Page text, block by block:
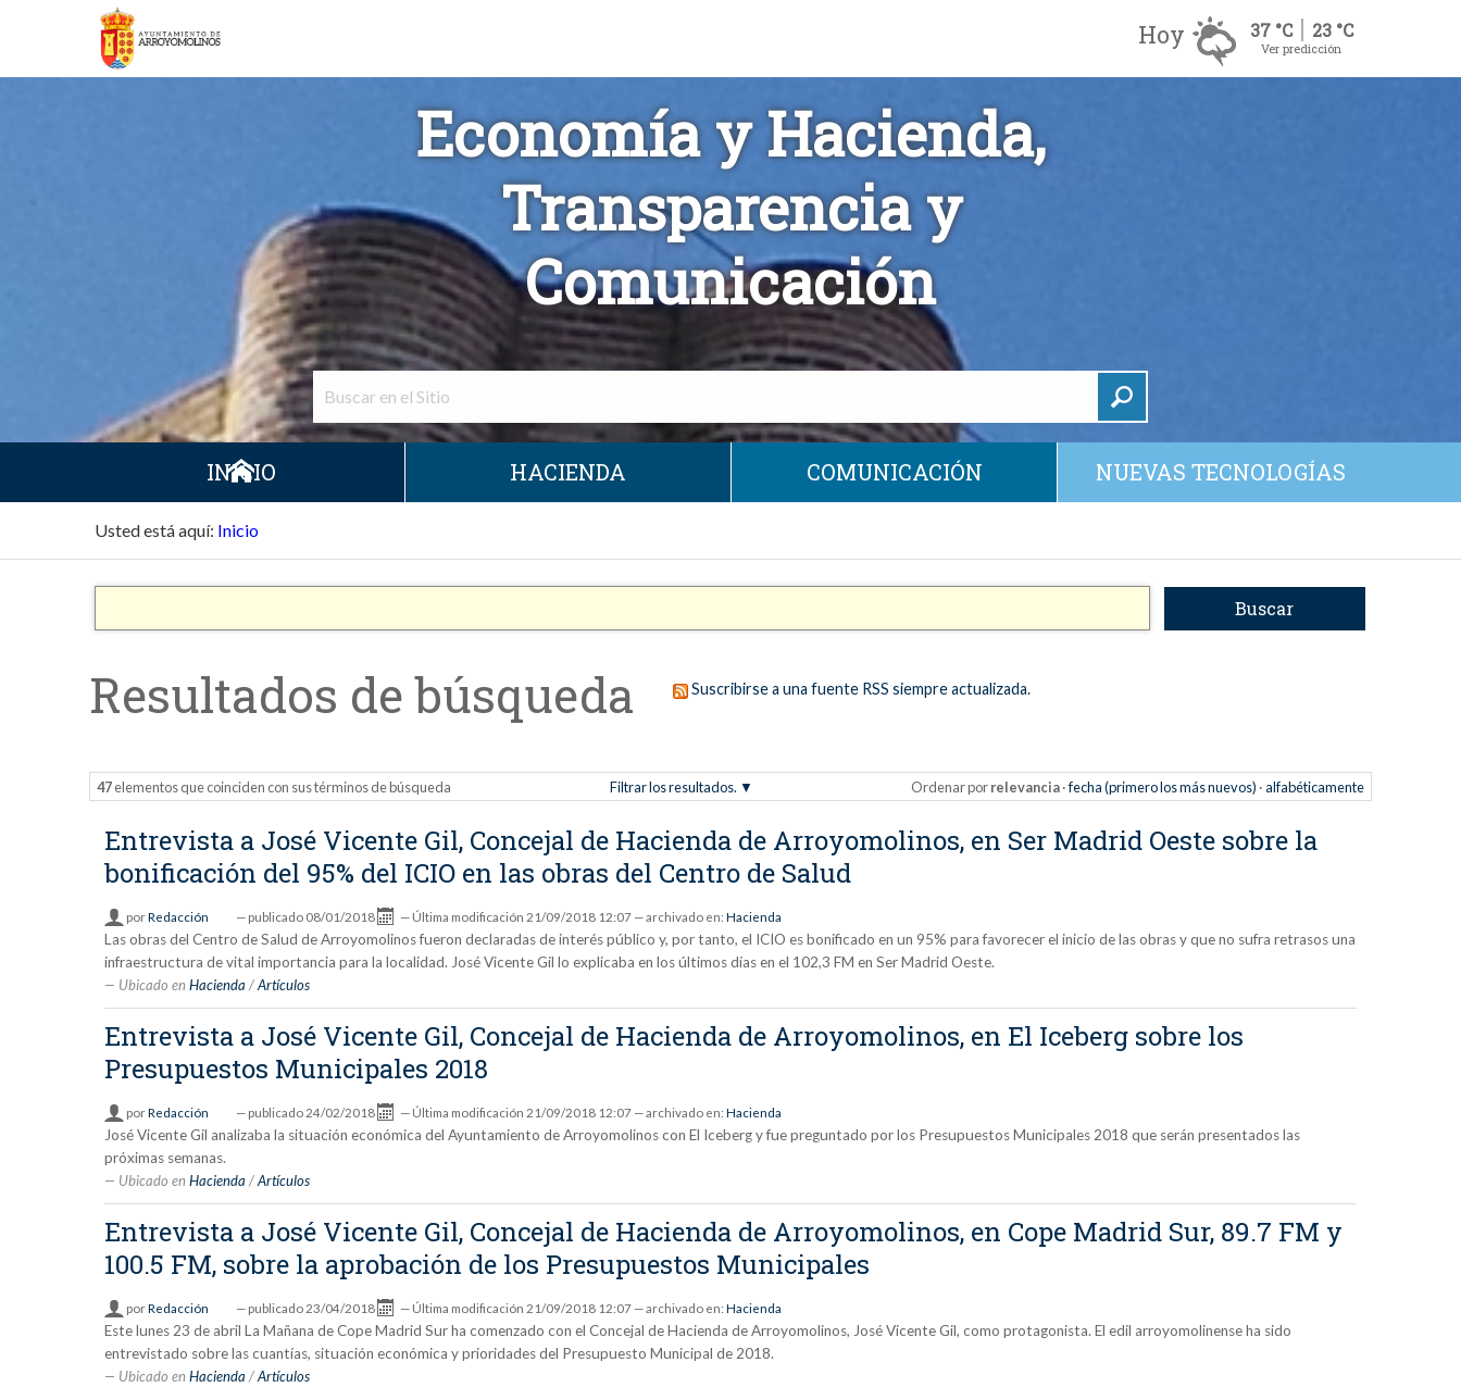
Hoy 37 °C 23 °C
Ver predicción
Economía y Hacienda,
Transparencia y
Comunicación
INICIO HACIENDA COMUNICACIÓN NUEVAS TECNOLOGÍAS
Usted está aquí: Inicio
Resultados de búsqueda Suscribirse a una fuente RSS siempre actualizada.
47elementos que coinciden con sus términos de búsqueda Filtrar los resultados. Ordenar por relevancia ·fecha (primero los más nuevos) ·alfabéticamente
Entrevista a José Vicente Gil, Concejal de Hacienda de Arroyomolinos, en Ser Madrid Oeste sobre la
bonificación del 95% del ICIO en las obras del Centro de Salud
porRedacción — publicado08/01/2018 — Última modificación 21/09/2018 12:07 — archivado en:Hacienda
Las obras del Centro de Salud de Arroyomolinos fueron declaradas de interés público y, por tanto, el ICIO es bonificado en un 95% para favorecer el inicio de las obras y que no sufra retrasos una
infraestructura de vital importancia para la localidad. José Vicente Gil lo explicaba en los últimos días en el 102,3 FM en Ser Madrid Oeste.
Ubicado en Hacienda /Artículos
Entrevista a José Vicente Gil, Concejal de Hacienda de Arroyomolinos, en El Iceberg sobre los
Presupuestos Municipales 2018
porRedacción — publicado24/02/2018 — Última modificación 21/09/2018 12:07 — archivado en:Hacienda
José Vicente Gil analizaba la situación económica del Ayuntamiento de Arroyomolinos con El Iceberg y fue preguntado por los Presupuestos Municipales 2018 que serán presentados las
próximas semanas.
Ubicado en Hacienda /Artículos
Entrevista a José Vicente Gil, Concejal de Hacienda de Arroyomolinos, en Cope Madrid Sur, 89.7 FM y
100.5 FM, sobre la aprobación de los Presupuestos Municipales
porRedacción — publicado23/04/2018 — Última modificación 21/09/2018 12:07 — archivado en:Hacienda
Este lunes 23 de abril La Mañana de Cope Madrid Sur ha comenzado con el Concejal de Hacienda de Arroyomolinos, José Vicente Gil, como protagonista. El edil arroyomolinense ha sido
entrevistado sobre las cuantías, situación económica y prioridades del Presupuesto Municipal de 2018.
Ubicado en Hacienda /Artículos